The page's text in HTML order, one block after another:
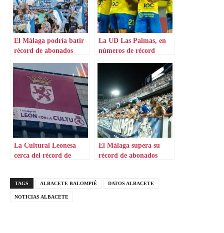
El Málaga podría batir
récord de abonados
La UD Las Palmas, en
números de récord
La Cultural Leonesa
cerca del récord de
El Málaga supera su
récord de abonados
TAGS ALBACETE BALOMPIÉ DATOS ALBACETE
NOTICIAS ALBACETE